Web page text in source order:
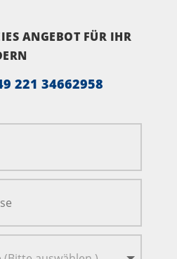
ANGEBOT FÜR IHR
221 34662958